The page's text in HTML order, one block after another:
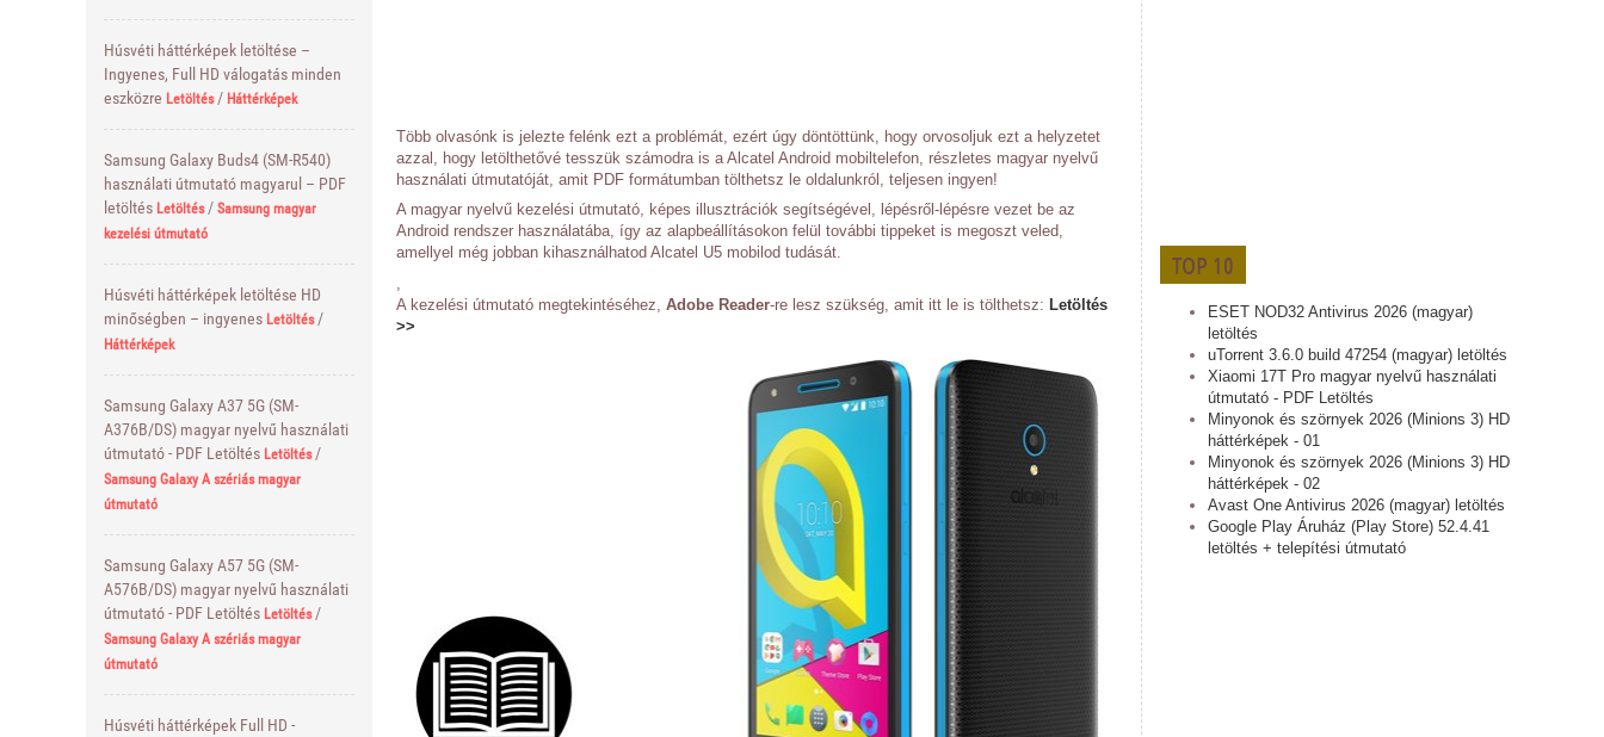
Húsvéti háttérképek letöltése –
Ingyenes, Full HD válogatás minden
eszközre Letöltés/ Háttérképek
Samsung Galaxy Buds4 (SM-R540)
használati útmutató magyarul – PDF
letöltés Letöltés/ Samsung magyar
kezelési útmutató
Húsvéti háttérképek letöltése HD
minőségben – ingyenes Letöltés/
Háttérképek
Samsung Galaxy A37 5G (SM-
A376B/DS) magyar nyelvű használati
útmutató - PDF Letöltés Letöltés/
Samsung Galaxy A szériás magyar
útmutató
Samsung Galaxy A57 5G (SM-
A576B/DS) magyar nyelvű használati
útmutató - PDF Letöltés Letöltés/
Samsung Galaxy A szériás magyar
útmutató
Húsvéti háttérképek Full HD -
TOP 10
ESET NOD32 Antivirus 2026 (magyar)
letöltés
uTorrent 3.6.0 build 47254 (magyar) letöltés
Xiaomi 17T Pro magyar nyelvű használati
útmutató - PDF Letöltés
Minyonok és szörnyek 2026 (Minions 3) HD
háttérképek - 01
Minyonok és szörnyek 2026 (Minions 3) HD
háttérképek - 02
Avast One Antivirus 2026 (magyar) letöltés
Google Play Áruház (Play Store) 52.4.41
letöltés + telepítési útmutató
Több olvasónk is jelezte felénk ezt a problémát, ezért úgy döntöttünk, hogy orvosoljuk ezt a helyzetet
azzal, hogy letölthetővé tesszük számodra is a Alcatel Android mobiltelefon, részletes magyar nyelvű
használati útmutatóját, amit PDF formátumban tölthetsz le oldalunkról, teljesen ingyen!
A magyar nyelvű kezelési útmutató, képes illusztrációk segítségével, lépésről-lépésre vezet be az
Android rendszer használatába, így az alapbeállításokon felül további tippeket is megoszt veled,
amellyel még jobban kihasználhatod Alcatel U5 mobilod tudását.
,
A kezelési útmutató megtekintéséhez, Adobe Reader-re lesz szükség, amit itt le is tölthetsz: Letöltés
>>